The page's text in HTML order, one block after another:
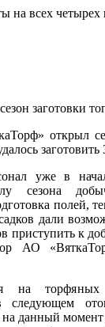
на всех четырех
открыл
уже в
сезона
полей,
дали
приступить к
АО
на
следующем
данный момент